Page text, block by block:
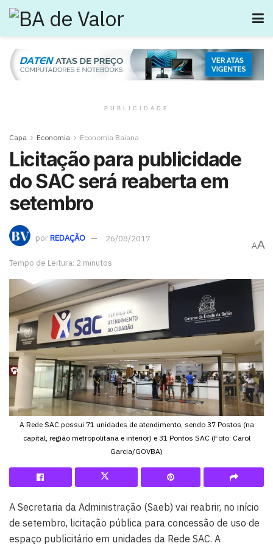
PUBLICIDADE
Capa Economia Economia Baiana
Licitação para publicidade
do SAC será reaberta em
setembro
porREDAÇÃO 26/08/2017
Tempo de Leitura: 2 minutos
AA
A Rede SAC possui 71 unidades de atendimento, sendo 37 Postos (na
capital, região metropolitana e interior) e 31 Pontos SAC (Foto: Carol
Garcia/GOVBA)
A Secretaria da Administração (Saeb) vai reabrir, no início
de setembro, licitação pública para concessão de uso de
espaço publicitário em unidades da Rede SAC. A